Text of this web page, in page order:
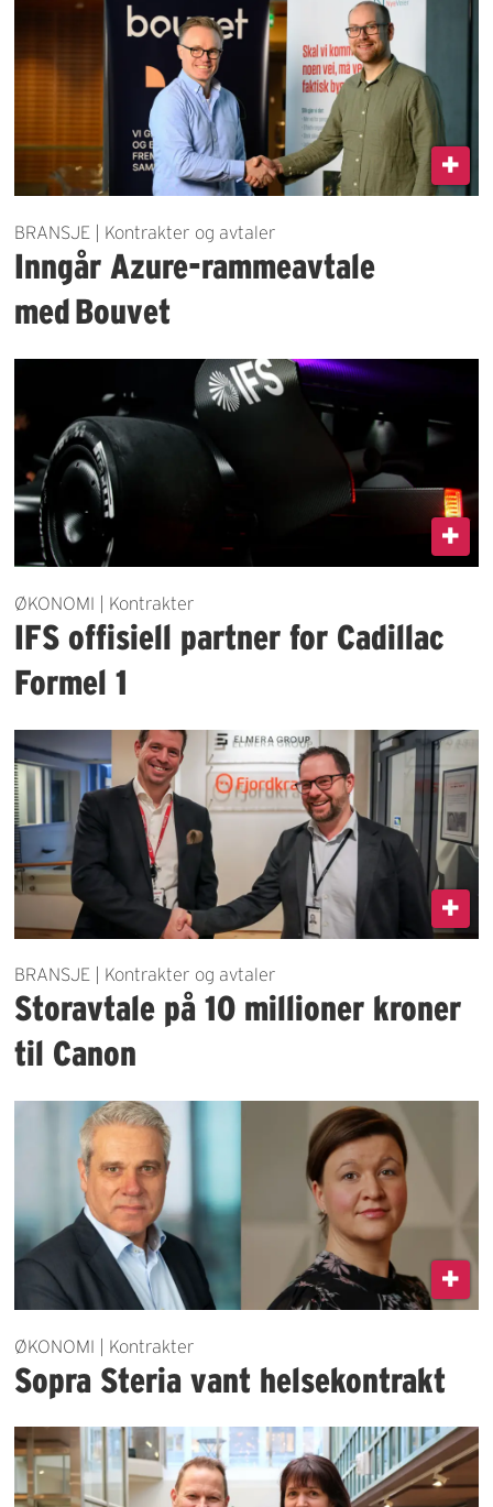
BRANSJE | Kontrakter og avtaler
Inngår Azure-rammeavtale
med Bouvet
ØKONOMI | Kontrakter
IFS offisiell partner for Cadillac
Formel 1
BRANSJE | Kontrakter og avtaler
Storavtale på 10 millioner kroner
til Canon
ØKONOMI | Kontrakter
Sopra Steria vant helsekontrakt